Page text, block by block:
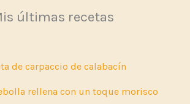
últimas recetas
de carpaccio de calabacín
rellena con un toque morisco